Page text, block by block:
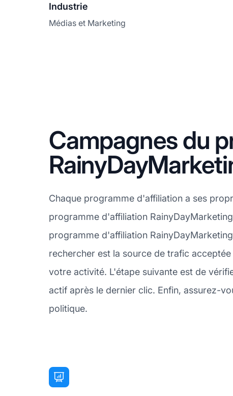
Industrie
Médias et Marketing
Campagnes du
Chaque programme d'affiliation a ses
programme d'affiliation
programme d'affiliation
rechercher est la source de trafic
votre activité. L'étape suivante est de
actif après le dernier clic. Enfin, assurez-
politique.